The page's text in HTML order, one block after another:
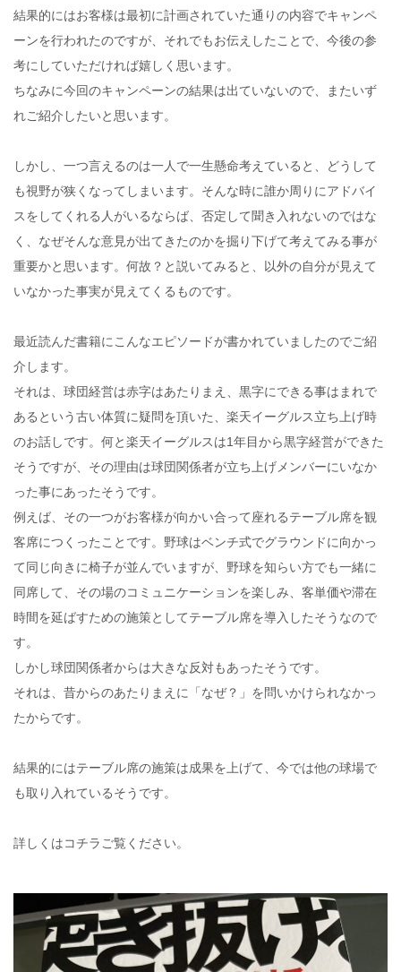
結果的にはお客様は最初に計画されていた通りの内容でキャンペ
ーンを行われたのですが、それでもお伝えしたことで、今後の参
考にしていただければ嬉しく思います。
ちなみに今回のキャンペーンの結果は出ていないので、またいず
れご紹介したいと思います。
しかし、一つ言えるのは一人で一生懸命考えていると、どうして
も視野が狭くなってしまいます。そんな時に誰か周りにアドバイ
スをしてくれる人がいるならば、否定して聞き入れないのではな
く、なぜそんな意見が出てきたのかを掘り下げて考えてみる事が
重要かと思います。何故？と説いてみると、以外の自分が見えて
いなかった事実が見えてくるものです。
最近読んだ書籍にこんなエピソードが書かれていましたのでご紹
介します。
それは、球団経営は赤字はあたりまえ、黒字にできる事はまれで
あるという古い体質に疑問を頂いた、楽天イーグルス立ち上げ時
のお話しです。何と楽天イーグルスは1年目から黒字経営ができた
そうですが、その理由は球団関係者が立ち上げメンバーにいなか
った事にあったそうです。
例えば、その一つがお客様が向かい合って座れるテーブル席を観
客席につくったことです。野球はベンチ式でグラウンドに向かっ
て同じ向きに椅子が並んでいますが、野球を知らい方でも一緒に
同席して、その場のコミュニケーションを楽しみ、客単価や滞在
時間を延ばすための施策としてテーブル席を導入したそうなので
す。
しかし球団関係者からは大きな反対もあったそうです。
それは、昔からのあたりまえに「なぜ？」を問いかけられなかっ
たからです。
結果的にはテーブル席の施策は成果を上げて、今では他の球場で
も取り入れているそうです。
詳しくはコチラご覧ください。